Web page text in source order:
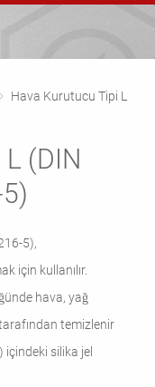
Hava Kurutucu Tipi L
(DIN
5),
için kullanılır.
hava, yağ
temizlenir
içindeki silika jel